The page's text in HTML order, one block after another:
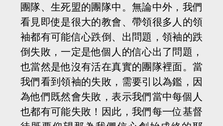
團隊、生死盟的團隊中。無論中外，我們
看見即使是很大的教會、帶領很多人的領
袖都有可能信心跌倒、出問題，領袖的跌
倒失敗，一定是他個人的信心出了問題，
也當然是他沒有活在真實的團隊裡面。當
我們看到領袖的失敗，需要引以為鑑，因
為他們既然會失敗，表示我們當中每個人
也都有可能失敗！因此，我們每一位基督